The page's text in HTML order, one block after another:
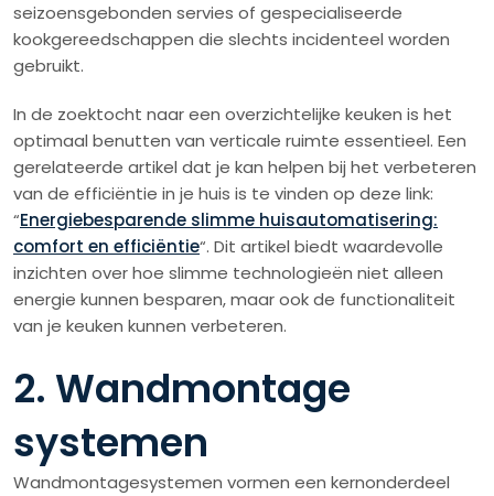
seizoensgebonden servies of gespecialiseerde
kookgereedschappen die slechts incidenteel worden
gebruikt.
In de zoektocht naar een overzichtelijke keuken is het
optimaal benutten van verticale ruimte essentieel. Een
gerelateerde artikel dat je kan helpen bij het verbeteren
van de efficiëntie in je huis is te vinden op deze link:
“Energiebesparende slimme huisautomatisering:
comfort en efficiëntie“. Dit artikel biedt waardevolle
inzichten over hoe slimme technologieën niet alleen
energie kunnen besparen, maar ook de functionaliteit
van je keuken kunnen verbeteren.
2. Wandmontage
systemen
Wandmontagesystemen vormen een kernonderdeel